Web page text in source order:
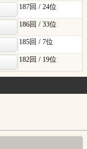
187回 / 24位
186回 / 33位
185回 / 7位
182回 / 19位